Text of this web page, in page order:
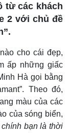
từ các khách
2 với chủ đề
cho cái đẹp,
ấp những giấc
Hà gọi bằng
Theo đó,
màu của các
của sóng biển,
bạn là thời